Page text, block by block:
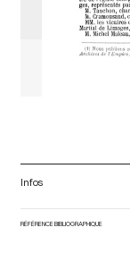
Infos
RÉFÉRENCE BIBLIOGRAPHIQUE